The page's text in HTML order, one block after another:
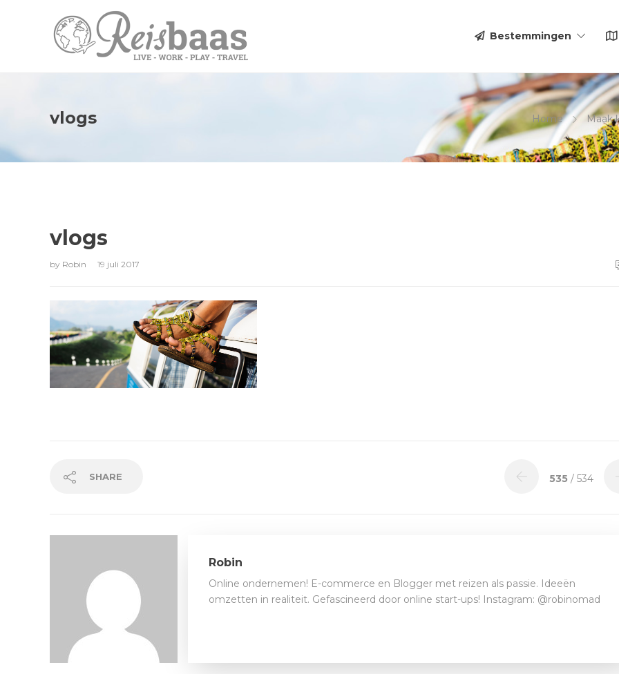
Bestemmingen
vlogs Home Maak
vlogs
by Robin 19 juli 2017
SHARE 535 / 534
Robin
Online ondernemen! E-commerce en Blogger met reizen als passie. Ideeën
omzetten in realiteit. Gefascineerd door online start-ups! Instagram: @robinomad